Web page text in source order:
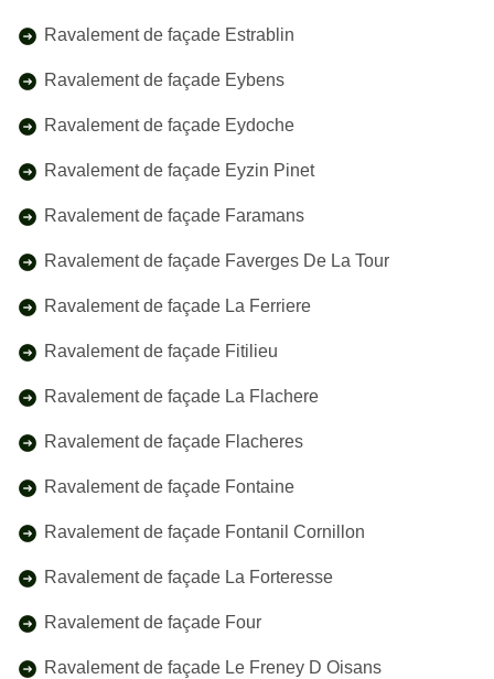
Ravalement de façade Estrablin
Ravalement de façade Eybens
Ravalement de façade Eydoche
Ravalement de façade Eyzin Pinet
Ravalement de façade Faramans
Ravalement de façade Faverges De La Tour
Ravalement de façade La Ferriere
Ravalement de façade Fitilieu
Ravalement de façade La Flachere
Ravalement de façade Flacheres
Ravalement de façade Fontaine
Ravalement de façade Fontanil Cornillon
Ravalement de façade La Forteresse
Ravalement de façade Four
Ravalement de façade Le Freney D Oisans